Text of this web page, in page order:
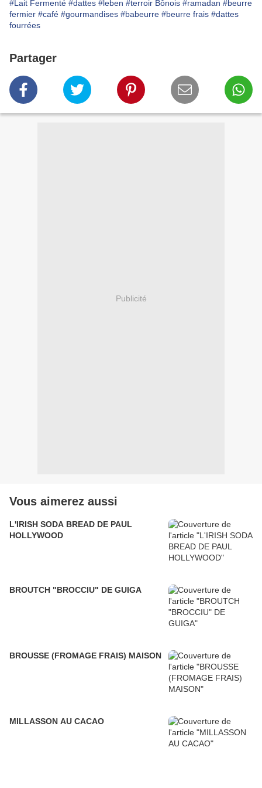
#Lait Fermenté #dattes #leben #terroir Bônois #ramadan #beurre
fermier #café #gourmandises #babeurre #beurre frais #dattes
fourrées
Partager
Publicité
Vous aimerez aussi
L'IRISH SODA BREAD DE PAUL
HOLLYWOOD
BROUTCH "BROCCIU" DE GUIGA
BROUSSE (FROMAGE FRAIS) MAISON
MILLASSON AU CACAO